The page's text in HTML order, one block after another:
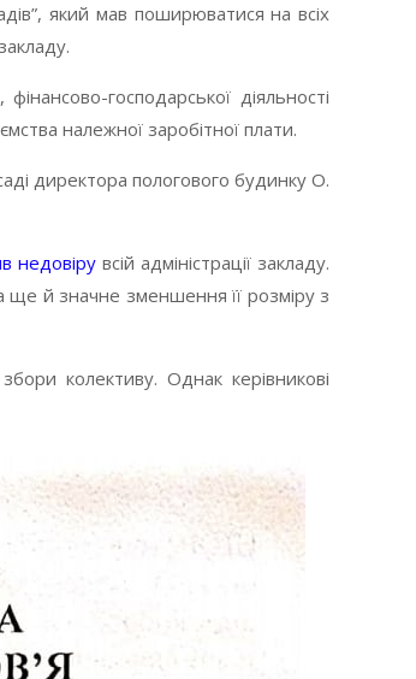
який мав поширюватися на всіх
господарської діяльності
належної заробітної плати.
директора пологового будинку О.
недовіру всій адміністрації закладу.
ще й значне зменшення її розміру з
колективу. Однак керівникові